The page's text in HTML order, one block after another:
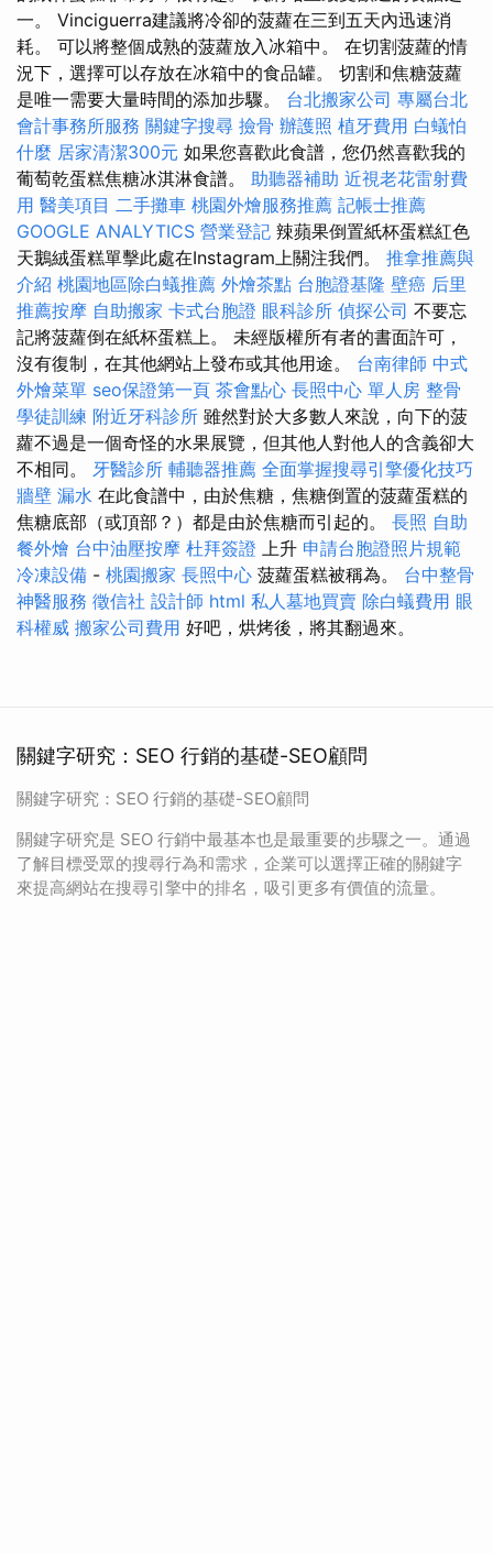
一。 Vinciguerra建議將冷卻的菠蘿在三到五天內迅速消
耗。 可以將整個成熟的菠蘿放入冰箱中。 在切割菠蘿的情
況下，選擇可以存放在冰箱中的食品罐。 切割和焦糖菠蘿
是唯一需要大量時間的添加步驟。 台北搬家公司 專屬台北
會計事務所服務 關鍵字搜尋 撿骨 辦護照 植牙費用 白蟻怕
什麼 居家清潔300元 如果您喜歡此食譜，您仍然喜歡我的
葡萄乾蛋糕焦糖冰淇淋食譜。 助聽器補助 近視老花雷射費
用 醫美項目 二手攤車 桃園外燴服務推薦 記帳士推薦
GOOGLE ANALYTICS 營業登記 辣蘋果倒置紙杯蛋糕紅色
天鵝絨蛋糕單擊此處在Instagram上關注我們。 推拿推薦與
介紹 桃園地區除白蟻推薦 外燴茶點 台胞證基隆 壁癌 后里
推薦按摩 自助搬家 卡式台胞證 眼科診所 偵探公司 不要忘
記將菠蘿倒在紙杯蛋糕上。 未經版權所有者的書面許可，
沒有復制，在其他網站上發布或其他用途。 台南律師 中式
外燴菜單 seo保證第一頁 茶會點心 長照中心 單人房 整骨
學徒訓練 附近牙科診所 雖然對於大多數人來說，向下的菠
蘿不過是一個奇怪的水果展覽，但其他人對他人的含義卻大
不相同。 牙醫診所 輔聽器推薦 全面掌握搜尋引擎優化技巧
牆壁 漏水 在此食譜中，由於焦糖，焦糖倒置的菠蘿蛋糕的
焦糖底部（或頂部？）都是由於焦糖而引起的。 長照 自助
餐外燴 台中油壓按摩 杜拜簽證 上升 申請台胞證照片規範
冷凍設備 - 桃園搬家 長照中心 菠蘿蛋糕被稱為。 台中整骨
神醫服務 徵信社 設計師 html 私人墓地買賣 除白蟻費用 眼
科權威 搬家公司費用 好吧，烘烤後，將其翻過來。
關鍵字研究：SEO 行銷的基礎-SEO顧問
關鍵字研究：SEO 行銷的基礎-SEO顧問
關鍵字研究是 SEO 行銷中最基本也是最重要的步驟之一。通過
了解目標受眾的搜尋行為和需求，企業可以選擇正確的關鍵字
來提高網站在搜尋引擎中的排名，吸引更多有價值的流量。